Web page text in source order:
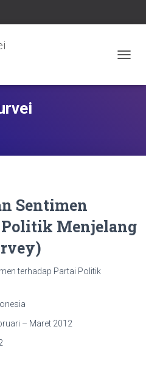
Sentimen
Menjelang
terhadap Partai Politik
– Maret 2012